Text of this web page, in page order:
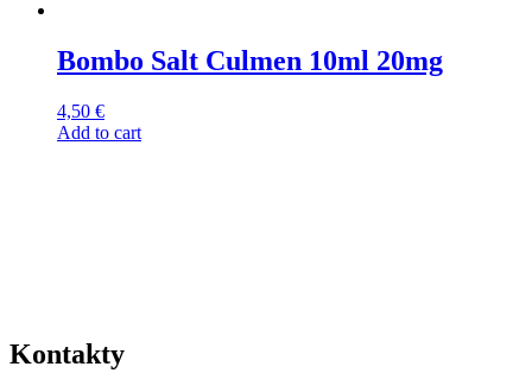
Bombo Salt Culmen 10ml 20mg
4,50 €
Add to cart
Kontakty